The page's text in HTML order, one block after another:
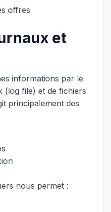
offres
et
informations par le
(log file) et de fichiers
principalement des
nous permet :